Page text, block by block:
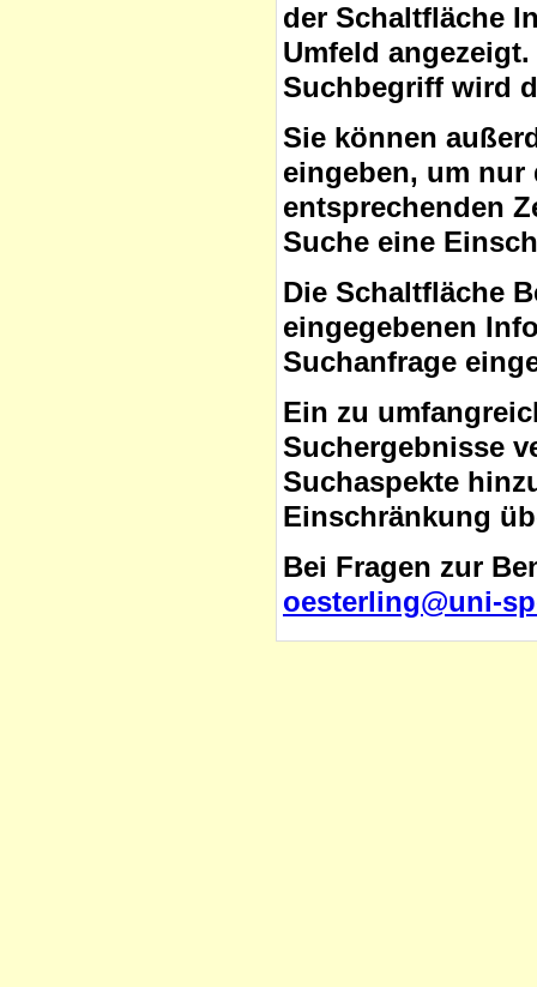
der Schaltfläche
Umfeld
Suchbegriff wird
Sie können
eingeben, um nur
entsprechenden
Suche eine
Die Schaltfläche
eingegebenen
Suchanfrage
Ein zu
Suchergebnisse
Suchaspekte
Einschränkung
Bei Fragen zur
oesterling@uni-